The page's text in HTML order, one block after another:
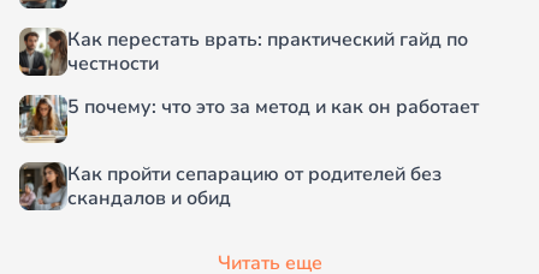
Как перестать врать: практический гайд по
честности
5 почему: что это за метод и как он работает
Как пройти сепарацию от родителей без
скандалов и обид
Читать еще